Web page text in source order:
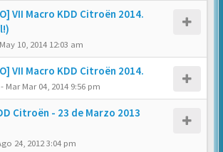
VII Macro KDD Citroën 2014.
10, 2014 12:03 am
VII Macro KDD Citroën 2014.
- Mar Mar 04, 2014 9:56 pm
Citroën - 23 de Marzo 2013
24, 2012 3:04 pm